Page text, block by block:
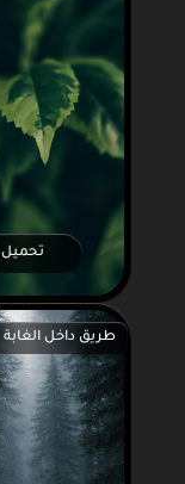
تحميل
طريق داخل الغابة